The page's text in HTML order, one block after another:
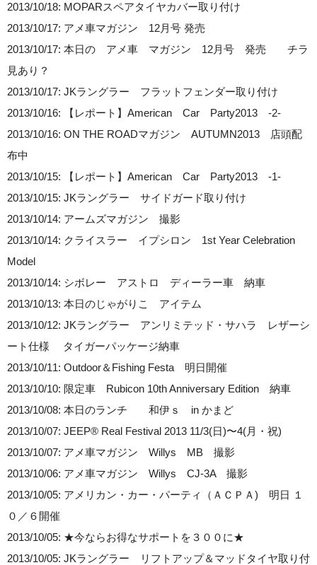
2013/10/18: MOPARスペアタイヤカバー取り付け
2013/10/17: アメ車マガジン 12月号 発売
2013/10/17: 本日の アメ車 マガジン 12月号 発売 チラ
見あり？
2013/10/17: JKラングラー フラットフェンダー取り付け
2013/10/16: 【レポート】American Car Party2013 -2-
2013/10/16: ON THE ROADマガジン AUTUMN2013 店頭配
布中
2013/10/15: 【レポート】American Car Party2013 -1-
2013/10/15: JKラングラー サイドガード取り付け
2013/10/14: アームズマガジン 撮影
2013/10/14: クライスラー イプシロン 1st Year Celebration
Model
2013/10/14: シボレー アストロ ディーラー車 納車
2013/10/13: 本日のじゃがりこ アイテム
2013/10/12: JKラングラー アンリミテッド・サハラ レザーシ
ート仕様 タイガーパッケージ納車
2013/10/11: Outdoor＆Fishing Festa 明日開催
2013/10/10: 限定車 Rubicon 10th Anniversary Edition 納車
2013/10/08: 本日のランチ 和伊ｓ in かまど
2013/10/07: JEEP® Real Festival 2013 11/3(日)〜4(月・祝)
2013/10/07: アメ車マガジン Willys MB 撮影
2013/10/06: アメ車マガジン Willys CJ-3A 撮影
2013/10/05: アメリカン・カー・パーティ（ＡＣＰＡ) 明日 １
０／６開催
2013/10/05: ★今ならお得なサポートを３００に★
2013/10/05: JKラングラー リフトアップ＆マッドタイヤ取り付